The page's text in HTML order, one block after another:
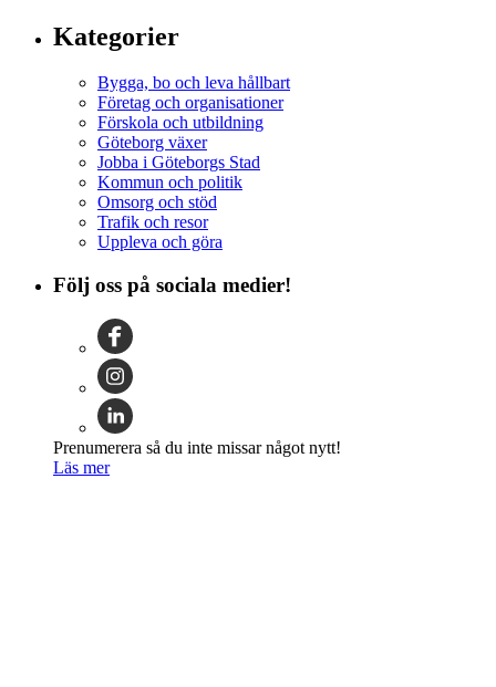
Kategorier
Bygga, bo och leva hållbart
Företag och organisationer
Förskola och utbildning
Göteborg växer
Jobba i Göteborgs Stad
Kommun och politik
Omsorg och stöd
Trafik och resor
Uppleva och göra
Följ oss på sociala medier!
Prenumerera så du inte missar något nytt!
Läs mer